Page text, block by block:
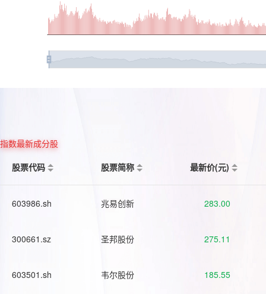
指数最新成分股
股票代码
股票简称 最新价(元)
603986.sh 兆易创新 283.00
300661.sz 圣邦股份 275.11
603501.sh 韦尔股份 185.55